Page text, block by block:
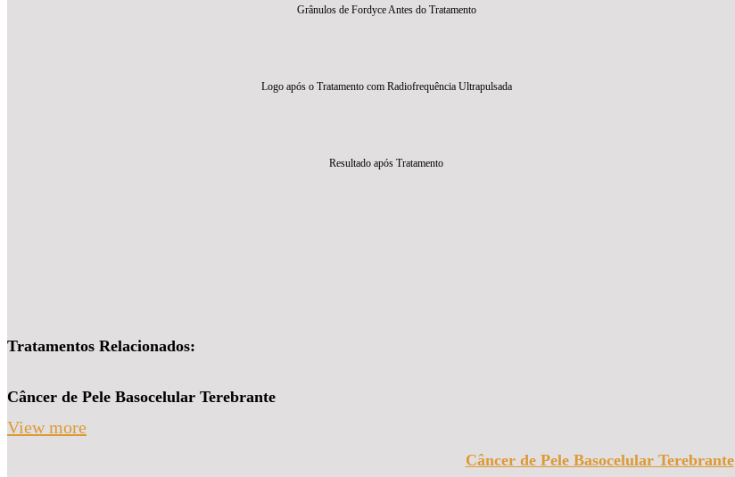
Grânulos de Fordyce Antes do Tratamento
Logo após o Tratamento com Radiofrequência Ultrapulsada
Resultado após Tratamento
Tratamentos Relacionados:
Câncer de Pele Basocelular Terebrante
View more
Câncer de Pele Basocelular Terebrante